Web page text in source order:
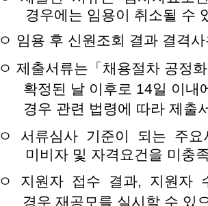
경우에는 임용이 취소될 수
ㅇ 임용 후 신원조회 결과 결격
ㅇ 제출서류는「채용절차 공정
확정된 날 이후로 14일 이
경우 관련 법령에 따라 제출
ㅇ 서류심사 기준이 되는 주
미비자 및 자격요건을 미충
ㅇ 지원자 접수 결과, 지원자
경우 재공모를 실시할 수 있